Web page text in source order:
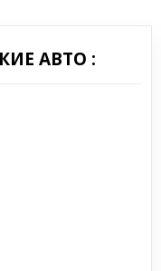
АВТО :